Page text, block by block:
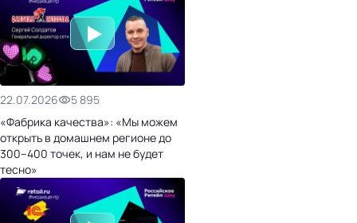
22.07.2026
5 895
«Фабрика качества»: «Мы можем
открыть в домашнем регионе до
300–400 точек, и нам не будет
тесно»